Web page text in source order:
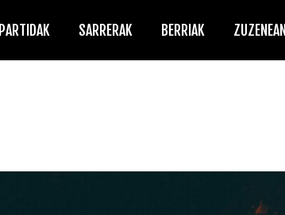
PARTIDAK SARRERAK BERRIAK ZUZENEAN